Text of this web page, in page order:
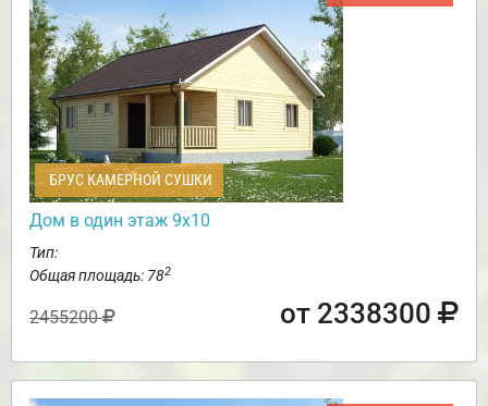
БРУС КАМЕРНОЙ СУШКИ
Дом в один этаж 9х10
Тип:
Общая площадь: 782
2455200 от 2338300